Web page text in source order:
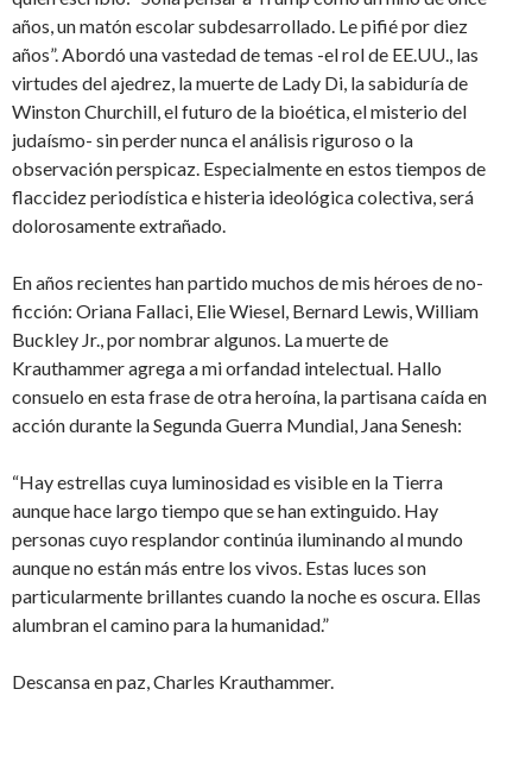
años, un matón escolar subdesarrollado. Le pifié por diez
años”. Abordó una vastedad de temas -el rol de EE.UU., las
virtudes del ajedrez, la muerte de Lady Di, la sabiduría de
Winston Churchill, el futuro de la bioética, el misterio del
judaísmo- sin perder nunca el análisis riguroso o la
observación perspicaz. Especialmente en estos tiempos de
flaccidez periodística e histeria ideológica colectiva, será
dolorosamente extrañado.
En años recientes han partido muchos de mis héroes de no-
ficción: Oriana Fallaci, Elie Wiesel, Bernard Lewis, William
Buckley Jr., por nombrar algunos. La muerte de
Krauthammer agrega a mi orfandad intelectual. Hallo
consuelo en esta frase de otra heroína, la partisana caída en
acción durante la Segunda Guerra Mundial, Jana Senesh:
“Hay estrellas cuya luminosidad es visible en la Tierra
aunque hace largo tiempo que se han extinguido. Hay
personas cuyo resplandor continúa iluminando al mundo
aunque no están más entre los vivos. Estas luces son
particularmente brillantes cuando la noche es oscura. Ellas
alumbran el camino para la humanidad.”
Descansa en paz, Charles Krauthammer.